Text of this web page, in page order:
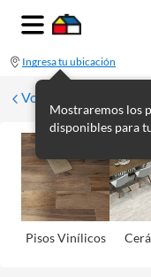
Ingresa tu ubicación
Mostraremos los
disponibles para
Volver
Pisos Viní­licos